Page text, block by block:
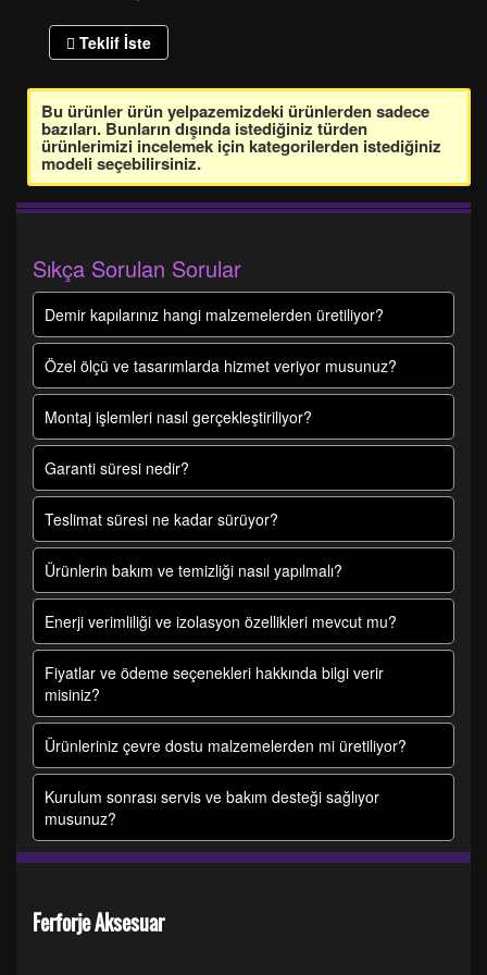
Teklif İste
Bu ürünler ürün yelpazemizdeki ürünlerden sadece
bazıları. Bunların dışında istediğiniz türden
ürünlerimizi incelemek için kategorilerden istediğiniz
modeli seçebilirsiniz.
Sıkça Sorulan Sorular
Demir kapılarınız hangi malzemelerden üretiliyor?
Özel ölçü ve tasarımlarda hizmet veriyor musunuz?
Montaj işlemleri nasıl gerçekleştiriliyor?
Garanti süresi nedir?
Teslimat süresi ne kadar sürüyor?
Ürünlerin bakım ve temizliği nasıl yapılmalı?
Enerji verimliliği ve izolasyon özellikleri mevcut mu?
Fiyatlar ve ödeme seçenekleri hakkında bilgi verir
misiniz?
Ürünleriniz çevre dostu malzemelerden mi üretiliyor?
Kurulum sonrası servis ve bakım desteği sağlıyor
musunuz?
Ferforje Aksesuar